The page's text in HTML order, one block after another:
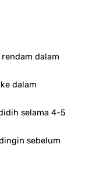
dalam
dalam
selama 4-5
sebelum